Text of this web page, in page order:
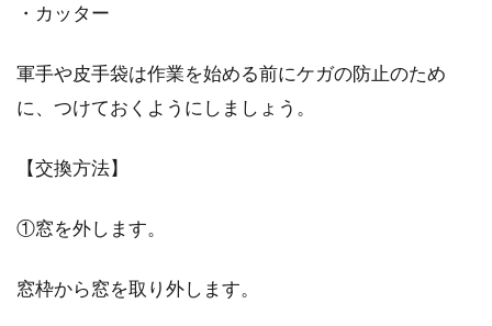
窓に断熱フィルムを施工して効果を
1DKは二人では狭い？二人暮らしを
・カッター
軍手や皮手袋は作業を始める前にケガの防止のため
に、つけておくようにしましょう。
【交換方法】
①窓を外します。
窓枠から窓を取り外します。